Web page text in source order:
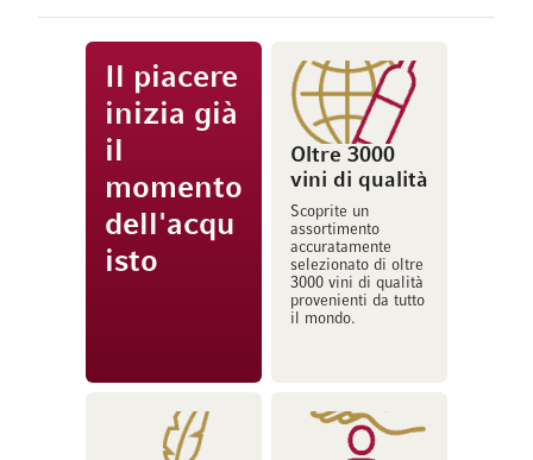
Il piacere
inizia già
il
momento
dell'acqu
isto
Oltre 3000
vini di qualità
Scoprite un
assortimento
accuratamente
selezionato di oltre
3000 vini di qualità
provenienti da tutto
il mondo.